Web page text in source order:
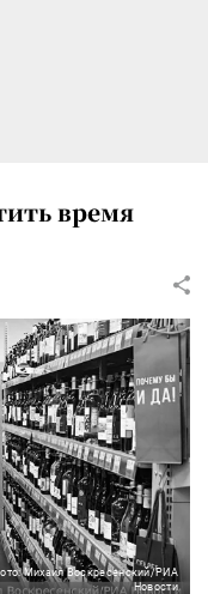
время
Михаил Воскресенский/РИА
Новости